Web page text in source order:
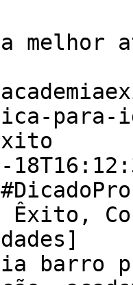
melhor
para-
Êxito,
barro